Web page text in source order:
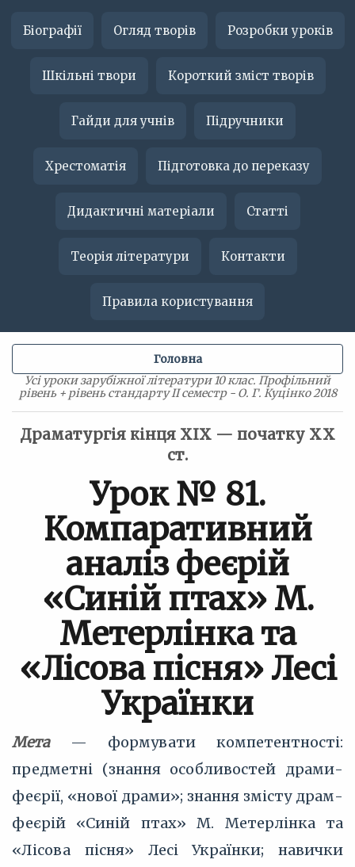
Біографії Огляд творів Розробки уроків
Шкільні твори Короткий зміст творів
Гайди для учнів Підручники
Хрестоматія Підготовка до переказу
Дидактичні матеріали Статті
Теорія літератури Контакти
Правила користування
Усі уроки зарубіжної літератури 10 клас. Профільний
рівень + рівень стандарту II семестр - О. Г. Куцінко 2018
Головна
Драматургія кінця ХІХ — початку ХХ
ст.
Урок № 81.
Компаративний
аналіз феєрій
«Синій птах» М.
Метерлінка та
«Лісова пісня» Лесі
Українки
Мета— формувати компетентності:
предметні (знання особливостей драми-
феєрії, «нової драми»; знання змісту драм-
феєрій «Синій птах» М. Метерлінка та
«Лісова пісня» Лесі Українки; навички